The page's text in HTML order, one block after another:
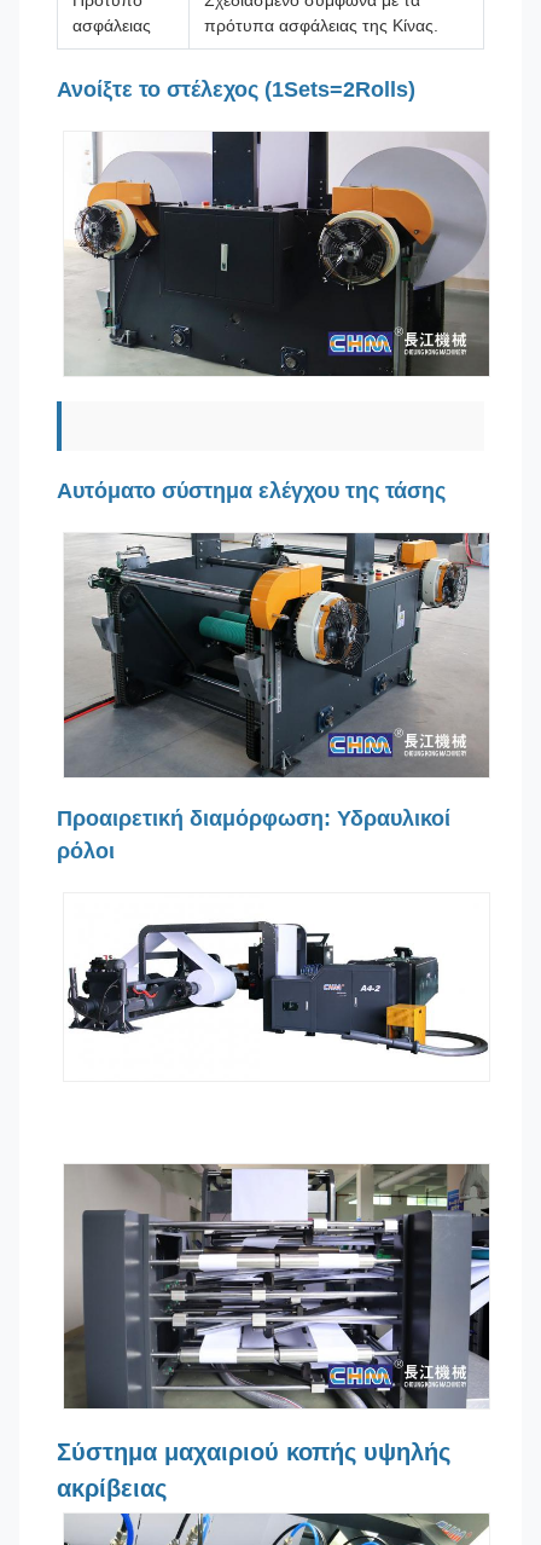
ασφάλειας
πρότυπα ασφάλειας της Κίνας.
Ανοίξτε το στέλεχος (1Sets=2Rolls)
Αυτόματο σύστημα ελέγχου της τάσης
Προαιρετική διαμόρφωση: Υδραυλικοί
ρόλοι
Σύστημα μαχαιριού κοπής υψηλής
ακρίβειας